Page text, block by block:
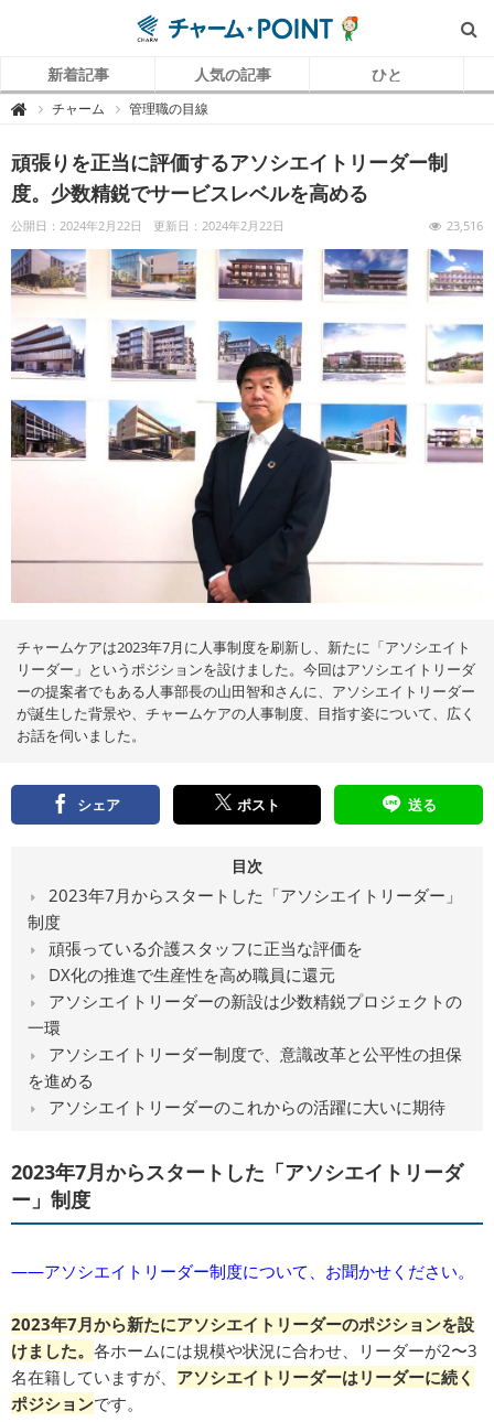
新着記事 人気の記事 ひと
 チ
P
O
I
N
（
ャ
ー
ム
ポ
ト
）
｜
介
護
で
働
く
リ
ア
ル
メ
チャーム 管理職の目線
頑張りを正当に評価するアソシエイトリーダー制
度。少数精鋭でサービスレベルを高める
公開日：2024年2月22日 更新日：2024年2月22日 23,516
チャームケアは2023年7月に人事制度を刷新し、新たに「アソシエイト
リーダー」というポジションを設けました。今回はアソシエイトリーダ
ーの提案者でもある人事部長の山田智和さんに、アソシエイトリーダー
が誕生した背景や、チャームケアの人事制度、目指す姿について、広く
お話を伺いました。
シェア ポスト 送る
目次
2023年7月からスタートした「アソシエイトリーダー」
制度
頑張っている介護スタッフに正当な評価を
DX化の推進で生産性を高め職員に還元
アソシエイトリーダーの新設は少数精鋭プロジェクトの
一環
アソシエイトリーダー制度で、意識改革と公平性の担保
を進める
アソシエイトリーダーのこれからの活躍に大いに期待
2023年7月からスタートした「アソシエイトリーダ
ー」制度
――アソシエイトリーダー制度について、お聞かせください。
2023年7月から新たにアソシエイトリーダーのポジションを設
けました。 各ホームには規模や状況に合わせ、リーダーが2〜3
名在籍していますが、 アソシエイトリーダーはリーダーに続く
ポジションです。